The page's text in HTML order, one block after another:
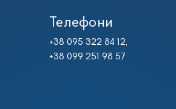
Телефони
+38 095 322 84 12,
+38 099 251 98 57